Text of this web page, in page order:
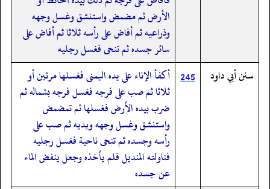
الأرض ثم مضمض واستنشق وغسل وجهه
وذراعيه ثم أفاض على رأسه ثلاثا ثم أفاض على
سائر جسده ثم تنحى فغسل رجليه
سنن أبي داود
245 أكفأ الإناء على يده اليمنى فغسلها مرتين أو
ثلاثا ثم صب على فرجه فغسل فرجه بشماله ثم
ضرب بيده الأرض فغسلها ثم تمضمض
واستنشق وغسل وجهه ويديه ثم صب على
رأسه وجسده ثم تنحى ناحية فغسل رجليه
فناولته المنديل فلم يأخذه وجعل ينفض الماء
عن جسده